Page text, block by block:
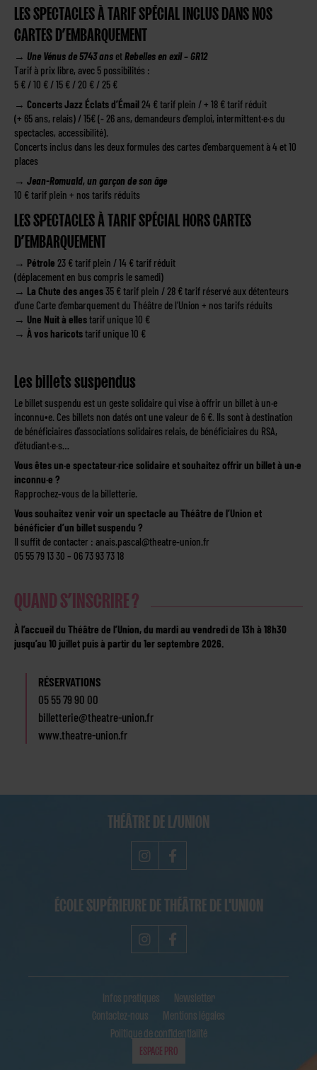
LES SPECTACLES À TARIF SPÉCIAL INCLUS DANS NOS
CARTES D’EMBARQUEMENT
→ Une Vénus de 5743 ans etRebelles en exil – GR12
Tarif à prix libre, avec 5 possibilités :
5 € / 10 € / 15 € / 20 € / 25 €
→ Concerts Jazz Éclats d’Émail24 € tarif plein / + 18 € tarif réduit
(+ 65 ans, relais) / 15€ (- 26 ans, demandeurs d’emploi, intermittent·e·s du
spectacles, accessibilité).
Concerts inclus dans les deux formules des cartes d’embarquement à 4 et 10
places
→ Jean-Romuald, un garçon de son âge
10 € tarif plein + nos tarifs réduits
LES SPECTACLES À TARIF SPÉCIAL HORS CARTES
D’EMBARQUEMENT
→ Pétrole 23 € tarif plein / 14 € tarif réduit
(déplacement en bus compris le samedi)
→ La Chute des anges35 € tarif plein / 28 € tarif réservé aux détenteurs
d’une Carte d’embarquement du Théâtre de l’Union + nos tarifs réduits
→ Une Nuit à ellestarif unique 10 €
→ À vos haricotstarif unique 10 €
Les billets suspendus
Le billet suspendu est un geste solidaire qui vise à offrir un billet à un·e
inconnu∙e. Ces billets non datés ont une valeur de 6 €. Ils sont à destination
de bénéficiaires d’associations solidaires relais, de bénéficiaires du RSA,
d’étudiant·e·s…
Vous êtes un·e spectateur·rice solidaire et souhaitez offrir un billet à un·e
inconnu·e ?
Rapprochez-vous de la billetterie.
Vous souhaitez venir voir un spectacle au Théâtre de l’Union et
bénéficier d’un billet suspendu ?
Il suffit de contacter : anais.pascal@theatre-union.fr
05 55 79 13 30 – 06 73 93 73 18
QUAND S’INSCRIRE ?
À l’accueil du Théâtre de l’Union, du mardi au vendredi de 13h à 18h30
jusqu’au 10 juillet puis à partir du 1er septembre 2026.
RÉSERVATIONS
05 55 79 90 00
billetterie@theatre-union.fr
www.theatre-union.fr
THÉÂTRE DE L/UNION
ÉCOLE SUPÉRIEURE DE THÉÂTRE DE L'UNION
Infos pratiques
Newsletter
Contactez-nous
Mentions légales
Politique de confidentialité
ESPACE PRO